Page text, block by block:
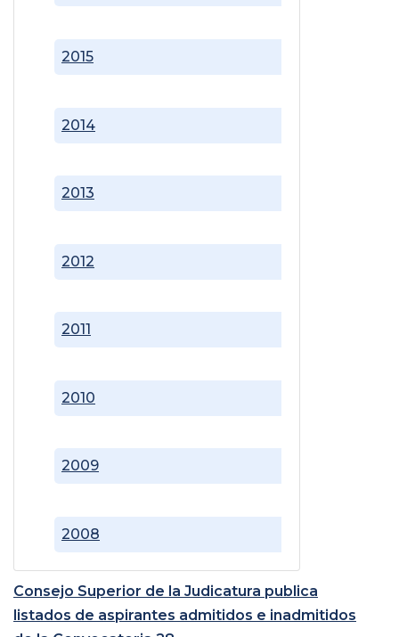
2008
2009
2010
2011
2012
2013
2014
2015
Consejo Superior de la Judicatura publica
listados de aspirantes admitidos e inadmitidos